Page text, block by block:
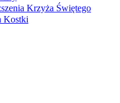
Krzyża Świętego
Kostki